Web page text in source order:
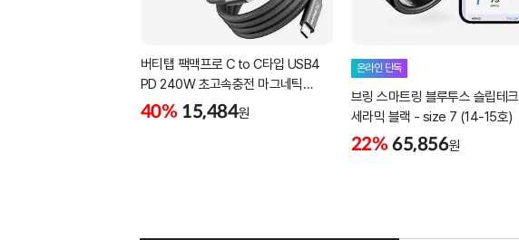
버티탭 팩맥프로 C to C타입 USB4
PD 240W 초고속충전 마그네틱
케이블 1m
40% 15,484원
온라인 단독
브링 스마트링 블루투스 슬립테크
세라믹 블랙 - size 7 (14-15호)
22% 65,856원